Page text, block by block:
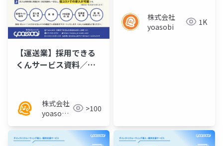
【運送業】採用できる
くんサービス資料／チ
株式会社
yoasobi
>100
株式会社
yoasobi
1K